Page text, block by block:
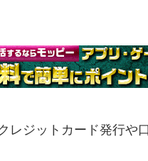
レジットカード発行や